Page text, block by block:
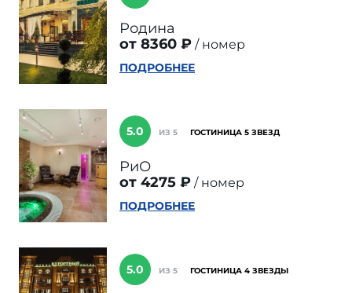
Родина
от 8360 ₽
номер
ПОДРОБНЕЕ
5.0 ИЗ 5 ГОСТИНИЦА 5 ЗВЕЗД
РиО
от 4275 ₽
номер
ПОДРОБНЕЕ
5.0 ИЗ 5 ГОСТИНИЦА 4 ЗВЕЗДЫ